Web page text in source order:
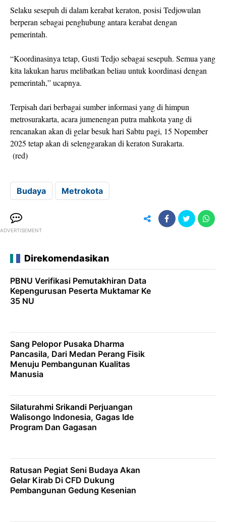
Selaku sesepuh di dalam kerabat keraton, posisi Tedjowulan
berperan sebagai penghubung antara kerabat dengan
pemerintah.
“Koordinasinya tetap, Gusti Tedjo sebagai sesepuh. Semua yang
kita lakukan harus melibatkan beliau untuk koordinasi dengan
pemerintah,” ucapnya.
Terpisah dari berbagai sumber informasi yang di himpun
metrosurakarta, acara jumenengan putra mahkota yang di
rencanakan akan di gelar besuk hari Sabtu pagi, 15 Nopember
2025 tetap akan di selenggarakan di keraton Surakarta.
(red)
Budaya Metrokota
ADVERTISEMENT
Direkomendasikan
PBNU Verifikasi Pemutakhiran Data
Kepengurusan Peserta Muktamar Ke
35 NU
Sang Pelopor Pusaka Dharma
Pancasila, Dari Medan Perang Fisik
Menuju Pembangunan Kualitas
Manusia
Silaturahmi Srikandi Perjuangan
Walisongo Indonesia, Gagas Ide
Program Dan Gagasan
Ratusan Pegiat Seni Budaya Akan
Gelar Kirab Di CFD Dukung
Pembangunan Gedung Kesenian